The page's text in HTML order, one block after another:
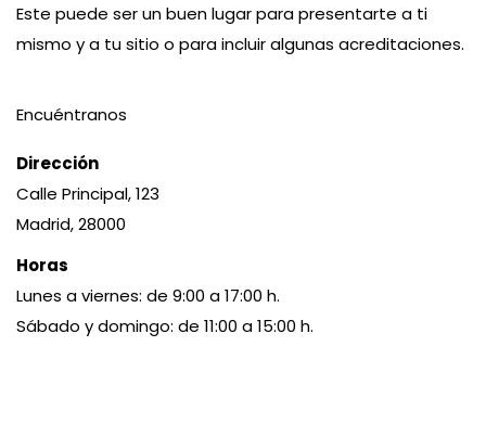
Este puede ser un buen lugar para presentarte a ti
mismo y a tu sitio o para incluir algunas acreditaciones.
Encuéntranos
Dirección
Calle Principal, 123
Madrid, 28000
Horas
Lunes a viernes: de 9:00 a 17:00 h.
Sábado y domingo: de 11:00 a 15:00 h.